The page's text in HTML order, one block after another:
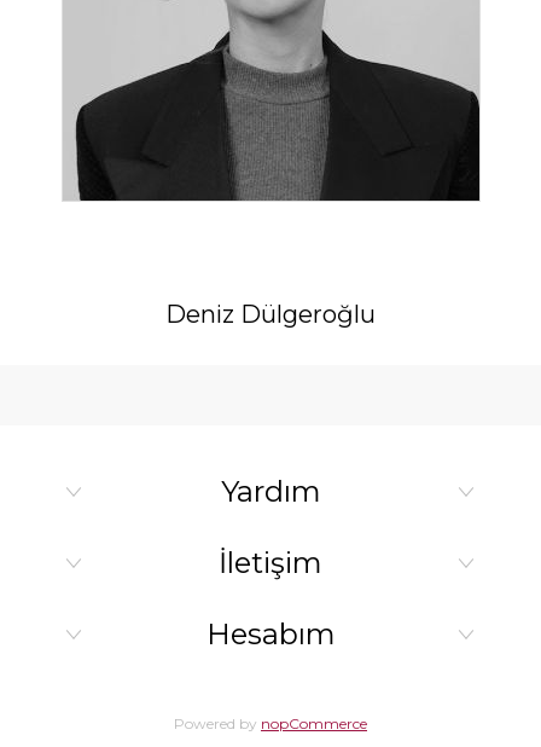
Deniz Dülgeroğlu
Yardım
İletişim
Hesabım
Powered by nopCommerce